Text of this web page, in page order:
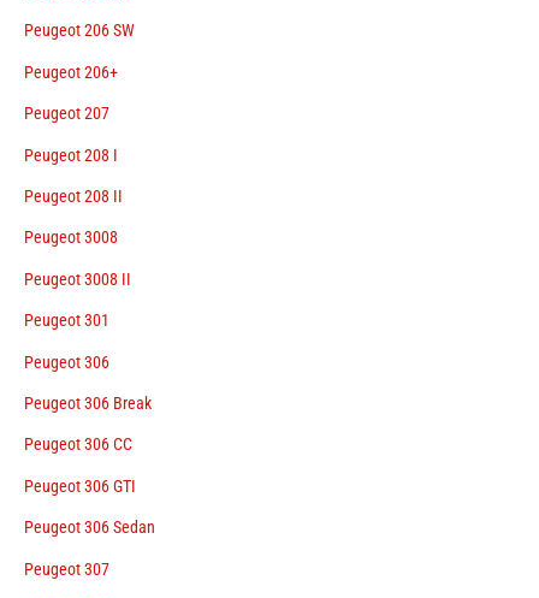
Peugeot 206 SW
Peugeot 206+
Peugeot 207
Peugeot 208 I
Peugeot 208 II
Peugeot 3008
Peugeot 3008 II
Peugeot 301
Peugeot 306
Peugeot 306 Break
Peugeot 306 CC
Peugeot 306 GTI
Peugeot 306 Sedan
Peugeot 307